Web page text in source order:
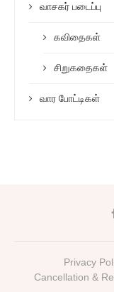
வாசகர் படைப்பு
கவிதைகள்
சிறுகதைகள்
வார போட்டிகள்
Privacy
Cancellation &